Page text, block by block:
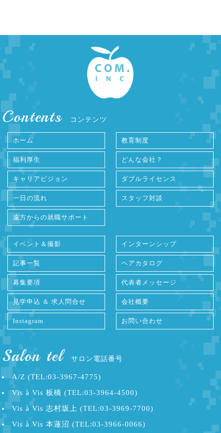
Contents コンテンツ
ホーム 教育制度
福利厚生 どんな会社？
キャリアビジョン ダブルライセンス
一日の流れ スタッフ対談
遠方からの就職サポート
イベント＆撮影 インターンシップ
記事一覧 ヘアカタログ
募集要項 代表者メッセージ
見学申込 ＆ 求人問合せ 会社概要
Instagram お問い合わせ
Salon tel サロン電話番号
A/Z (TEL:03-3967-4775)
Vis à Vis 板橋 (TEL:03-3964-4500)
Vis à Vis 志村坂上 (TEL:03-3969-7700)
Vis à Vis 本蓮沼 (TEL:03-3966-0066)